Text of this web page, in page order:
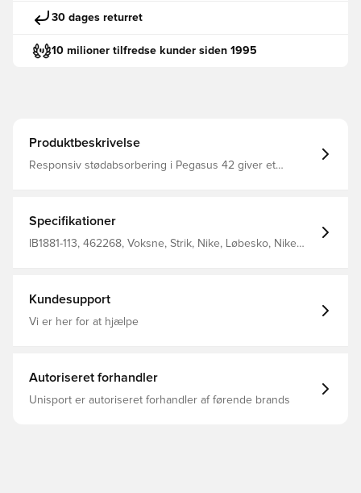
30 dages returret
10 milioner tilfredse kunder siden 1995
Produktbeskrivelse
Responsiv stødabsorbering i Pegasus 42 giver et
fødderne. En opdateret pasform giver dig mere plads i
forfoden og tåområdet.
Specifikationer
IB1881-113, 462268, Voksne, Strik, Nike, Løbesko, Nike
Kundesupport
Vi er her for at hjælpe
Autoriseret forhandler
Unisport er autoriseret forhandler af førende brands